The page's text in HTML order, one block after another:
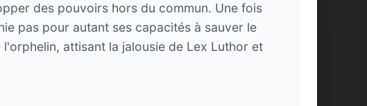
des pouvoirs hors du commun. Une fois
pas pour autant ses capacités à sauver le
attisant la jalousie de Lex Luthor et